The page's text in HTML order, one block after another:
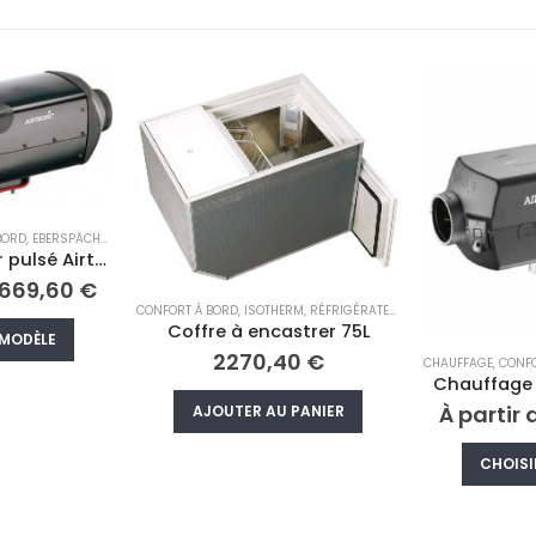
75L
€ CONFORT À BORD,EBERSPÄCHER
Chauffage Airtronic S2 D2L
À partir de2030,40
CONFORT À BORD,